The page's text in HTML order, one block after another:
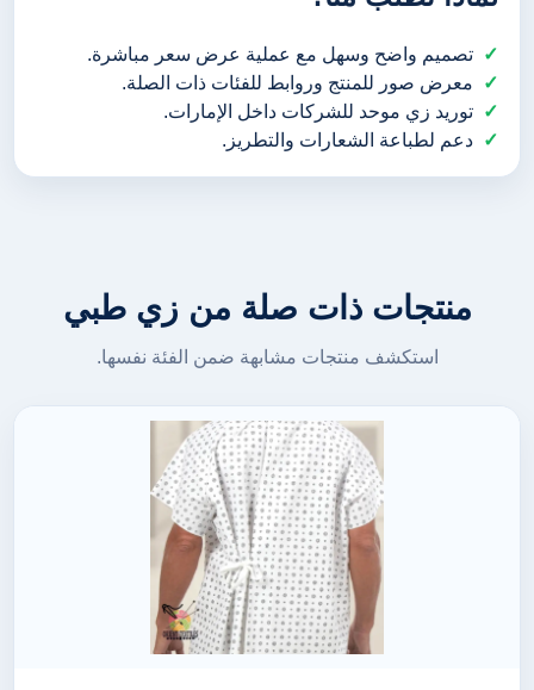
تصميم واضح وسهل مع عملية عرض سعر مباشرة.
معرض صور للمنتج وروابط للفئات ذات الصلة.
توريد زي موحد للشركات داخل الإمارات.
دعم لطباعة الشعارات والتطريز.
منتجات ذات صلة من زي طبي
استكشف منتجات مشابهة ضمن الفئة نفسها.